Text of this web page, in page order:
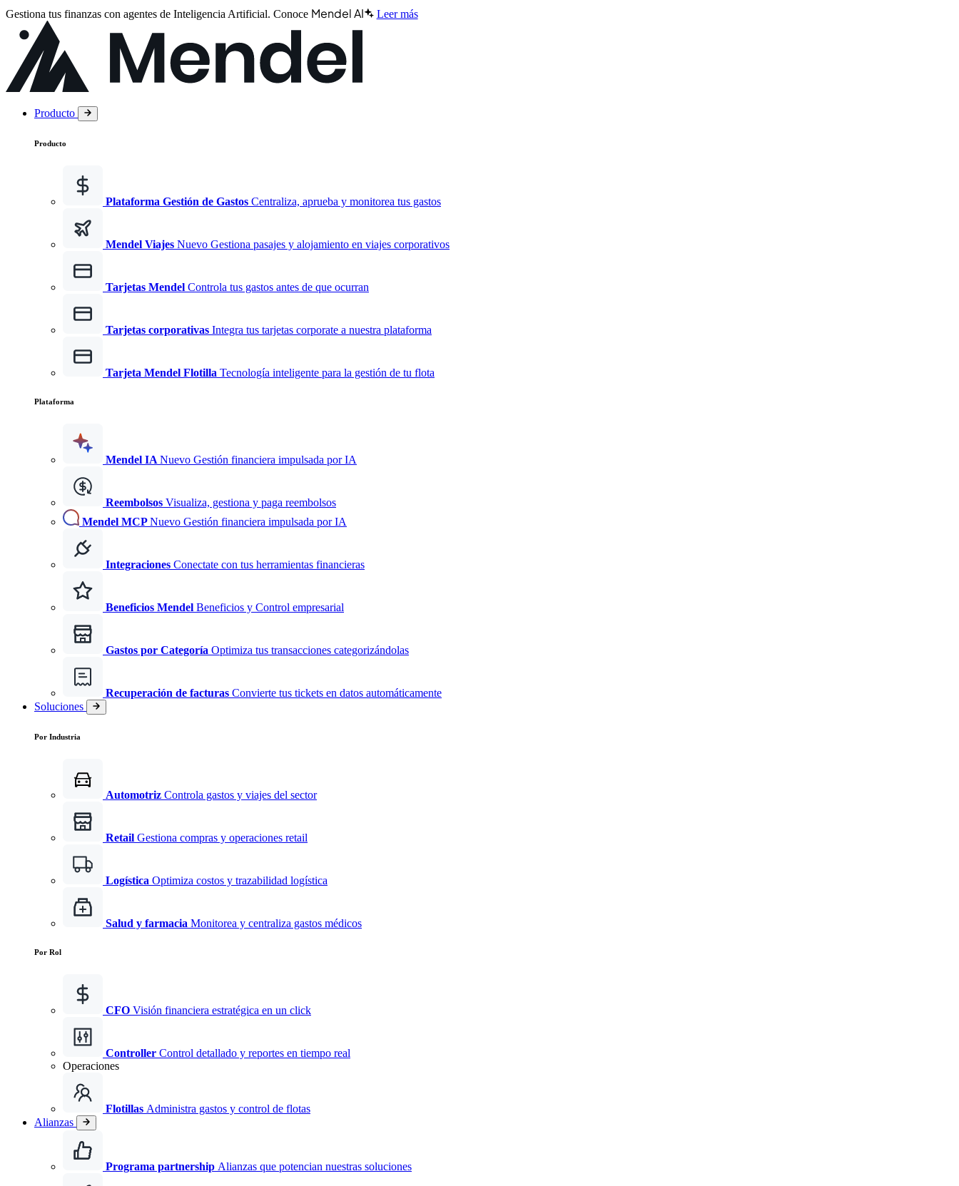
Gestiona tus finanzas con agentes de Inteligencia Artificial. Conoce Mendel AI Leer más
Producto
Producto
Plataforma Gestión de Gastos Centraliza, aprueba y monitorea tus gastos
Mendel Viajes Nuevo Gestiona pasajes y alojamiento en viajes corporativos
Tarjetas Mendel Controla tus gastos antes de que ocurran
Tarjetas corporativas Integra tus tarjetas corporate a nuestra plataforma
Tarjeta Mendel Flotilla Tecnología inteligente para la gestión de tu flota
Plataforma
Mendel IA Nuevo Gestión financiera impulsada por IA
Reembolsos Visualiza, gestiona y paga reembolsos
Mendel MCPNuevo Gestión financiera impulsada por IA
Integraciones Conectate con tus herramientas financieras
Beneficios Mendel Beneficios y Control empresarial
Gastos por Categoría Optimiza tus transacciones categorizándolas
Recuperación de facturas Convierte tus tickets en datos automáticamente
Soluciones
Por Industria
Automotriz Controla gastos y viajes del sector
Retail Gestiona compras y operaciones retail
Logística Optimiza costos y trazabilidad logística
Salud y farmacia Monitorea y centraliza gastos médicos
Por Rol
CFO Visión financiera estratégica en un click
Controller Control detallado y reportes en tiempo real
Operaciones
Flotillas Administra gastos y control de flotas
Alianzas
Programa partnership Alianzas que potencian nuestras soluciones